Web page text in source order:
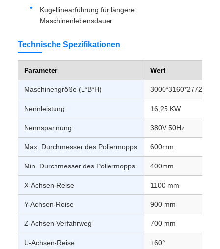
Kugellinearführung für längere
Maschinenlebensdauer
Technische Spezifikationen
Parameter Wert
Maschinengröße (L*B*H) 3000*3160*2772 mm
Nennleistung 16,25 KW
Nennspannung 380V 50Hz
Max. Durchmesser des Poliermopps 600mm
Min. Durchmesser des Poliermopps 400mm
X-Achsen-Reise 1100 mm
Y-Achsen-Reise 900 mm
Z-Achsen-Verfahrweg 700 mm
U-Achsen-Reise ±60°